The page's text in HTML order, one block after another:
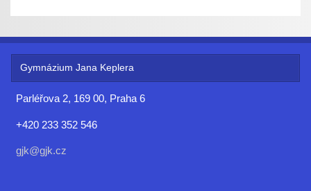
Gymnázium Jana Keplera
Parléřova 2, 169 00, Praha 6
+420 233 352 546
gjk@gjk.cz